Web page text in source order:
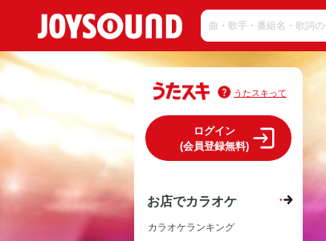
うたスキって
ログイン
(会員登録無料)
お店でカラオケ
カラオケランキング